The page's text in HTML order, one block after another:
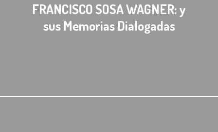
FRANCISCO SOSA WAGNER: y
sus Memorias Dialogadas